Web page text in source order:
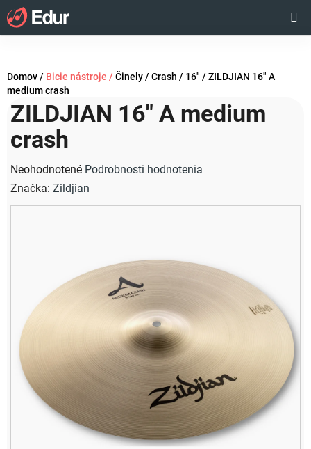
Prejsť
na
obsah
KOŠÍK
Domov/ Bicie nástroje / Činely/ Crash / 16" / ZILDJIAN 16" A
medium crash
ZILDJIAN 16" A medium
crash
Priemerné
hodnotenie
produktu
hviezdičiek.
Neohodnotené Podrobnosti hodnotenia
Značka: Zildjian